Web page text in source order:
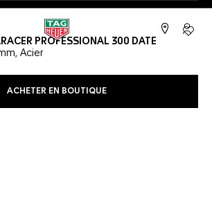
de recherche
PROFESSIONAL 300 DATE
Acier
ACHETER EN BOUTIQUE